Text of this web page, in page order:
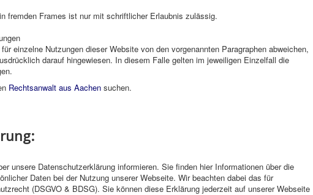
fremden Frames ist nur mit schriftlicher Erlaubnis zulässig.
einzelne Nutzungen dieser Website von den vorgenannten Paragraphen abweichen,
darauf hingewiesen. In diesem Falle gelten im jeweiligen Einzelfall die
Rechtsanwalt aus Aachen suchen.
unsere Datenschutzerklärung informieren. Sie finden hier Informationen über die
Daten bei der Nutzung unserer Webseite. Wir beachten dabei das für
(DSGVO & BDSG). Sie können diese Erklärung jederzeit auf unserer Webseite